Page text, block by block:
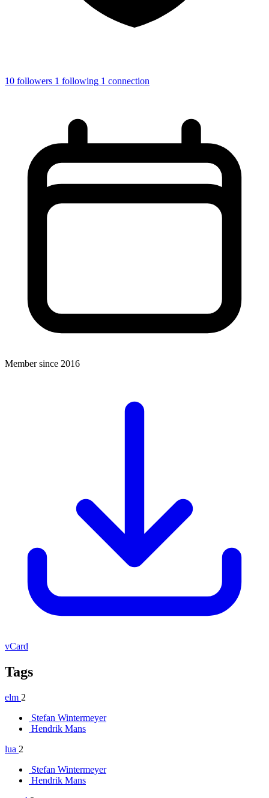
10 followers 1 following 1 connection
Member since 2016
vCard
Tags
elm 2
Stefan Wintermeyer
Hendrik Mans
lua 2
Stefan Wintermeyer
Hendrik Mans